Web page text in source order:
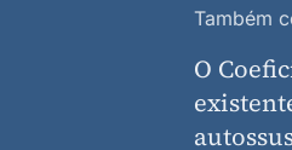
Também
O